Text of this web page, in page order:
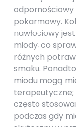
odpornościowy
pokarmowy.
nawłociowy
miody, co
różnych
smaku.
miodu mogą
terapeutyczne;
często
podczas gdy